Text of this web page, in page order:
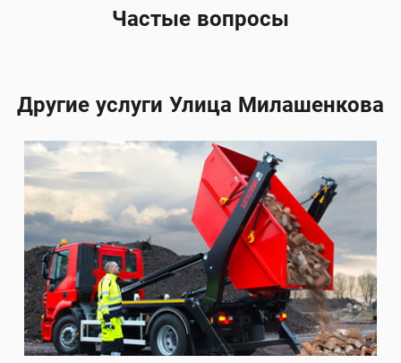
Частые вопросы
Другие услуги Улица Милашенкова